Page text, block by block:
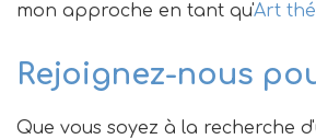
mon approche en tant qu'Art
Rejoignez-nous
Que vous soyez à la recherche